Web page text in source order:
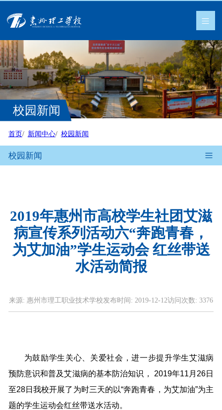
校园新闻
首页 新闻中心 校园新闻
校园新闻
2019年惠州市高校学生社团艾滋
病宣传系列活动六“奔跑青春，
为艾加油”学生运动会 红丝带送
水活动简报
来源: 惠州市理工职业技术学校发布时间: 2019-12-12访问次数: 3376
为鼓励学生关心、关爱社会，进一步提升学生艾滋病
预防意识和普及艾滋病的基本防治知识， 2019年11月26日
至28日我校开展了为时三天的以“奔跑青春，为艾加油”为主
题的学生运动会红丝带送水活动。